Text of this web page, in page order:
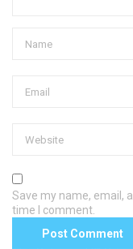
Save my name, email,
time I comment.